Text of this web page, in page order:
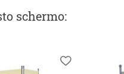
schermo: